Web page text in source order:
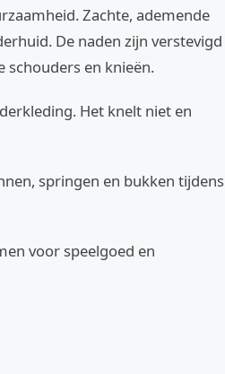
Zachte, ademende
De naden zijn verstevigd
schouders en knieën.
Het knelt niet en
springen en bukken tijdens
voor speelgoed en